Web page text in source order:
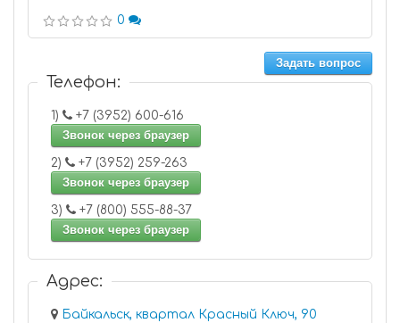
0
Задать вопрос
Телефон:
1)
+7 (3952) 600-616
Звонок через браузер
2)
+7 (3952) 259-263
Звонок через браузер
3)
+7 (800) 555-88-37
Звонок через браузер
Адрес:
Байкальск, квартал Красный Ключ, 90